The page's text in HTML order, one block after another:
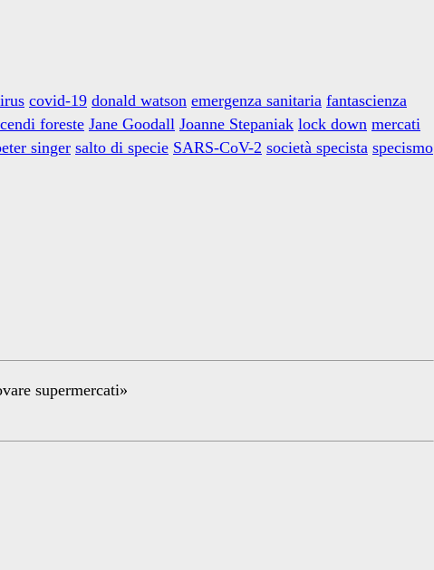
covid-19 donald watson emergenza sanitaria fantascienza
foreste Jane Goodall Joanne Stepaniak lock down mercati
singer salto di specie SARS-CoV-2 società specista specismo
supermercati»